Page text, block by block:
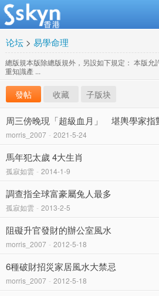
论坛 > 易學命理
總版規本版除總版規外，另設如下規定： 本版允
重知識產 ...
發帖 收藏 子版块
周三傍晚現「超級血月」 堪輿學家指
morris_2007 - 2021-5-24
馬年犯太歲 4大生肖
孤寂如雲 - 2014-1-9
調查指全球富豪屬兔人最多
孤寂如雲 - 2013-2-5
阻礙升官發財的辦公室風水
morris_2007 - 2012-5-18
6種破財招災家居風水大禁忌
morris_2007 - 2012-5-18